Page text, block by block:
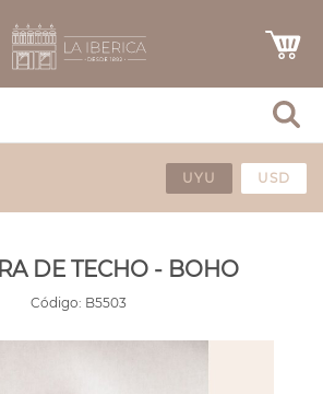
UYU USD
DE TECHO - BOHO
Código: B5503